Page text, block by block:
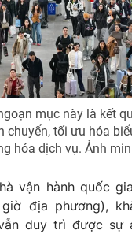
Podcast
Shorts video
mục này là kết
chuyển, tối ưu hóa
hóa dịch vụ. Ảnh
vận hành quốc
giờ địa phương),
duy trì được sự